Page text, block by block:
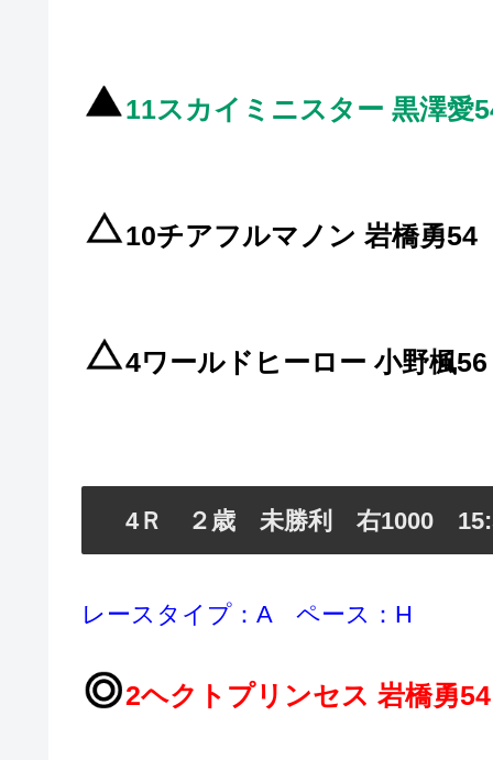
11スカイミニスター 黒澤愛
10チアフルマノン 岩橋勇54
4ワールドヒーロー 小野楓56
4Ｒ ２歳 未勝利 右1000
レースタイプ：A ペース：H
2ヘクトプリンセス 岩橋勇54